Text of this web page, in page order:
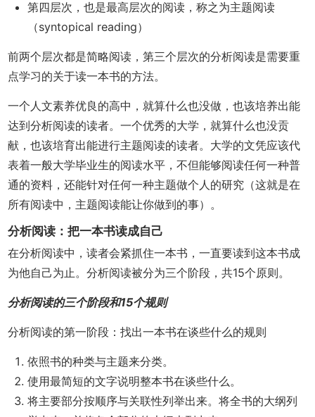
第四层次，也是最高层次的阅读，称之为主题阅读
（syntopical reading）
前两个层次都是简略阅读，第三个层次的分析阅读是需要重
点学习的关于读一本书的方法。
一个人文素养优良的高中，就算什么也没做，也该培养出能
达到分析阅读的读者。一个优秀的大学，就算什么也没贡
献，也该培育出能进行主题阅读的读者。大学的文凭应该代
表着一般大学毕业生的阅读水平，不但能够阅读任何一种普
通的资料，还能针对任何一种主题做个人的研究（这就是在
所有阅读中，主题阅读能让你做到的事）。
分析阅读：把一本书读成自己
在分析阅读中，读者会紧抓住一本书，一直要读到这本书成
为他自己为止。分析阅读被分为三个阶段，共15个原则。
分析阅读的三个阶段和15个规则
分析阅读的第一阶段：找出一本书在谈些什么的规则
依照书的种类与主题来分类。
使用最简短的文字说明整本书在谈些什么。
将主要部分按顺序与关联性列举出来。将全书的大纲列